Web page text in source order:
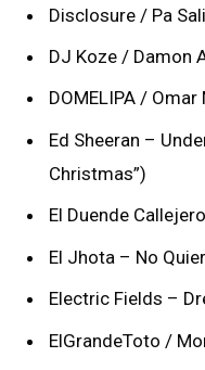
Disclosure / Pa
DJ Koze / Damon
DOMELIPA /
Ed Sheeran –
Christmas”)
El Duende
El Jhota – No
Electric Fields –
ElGrandeToto /